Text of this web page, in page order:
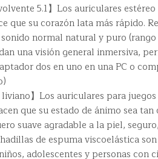
5.1】Los auriculares
que su corazón lata más rápido.
normal natural y puro
una visión general inmersiva,
dos en uno en una PC o
】Los auriculares para
que su estado de ánimo sea
suave agradable a la piel,
de espuma viscoelástica
adolescentes y personas con